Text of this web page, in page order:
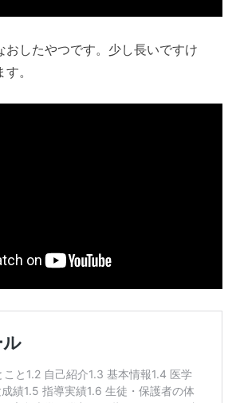
おしたやつです。少し長いですけ
。